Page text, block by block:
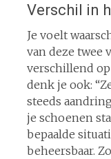
Verschil in
Je voelt
van deze twee
verschillend
denk je ook:
steeds
je schoenen
bepaalde
beheersbaar.